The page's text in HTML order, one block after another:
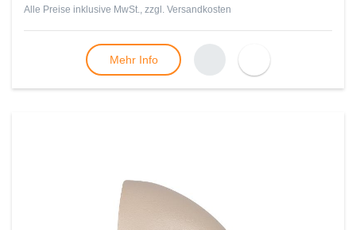
Alle Preise inklusive MwSt., zzgl. Versandkosten
Mehr Info